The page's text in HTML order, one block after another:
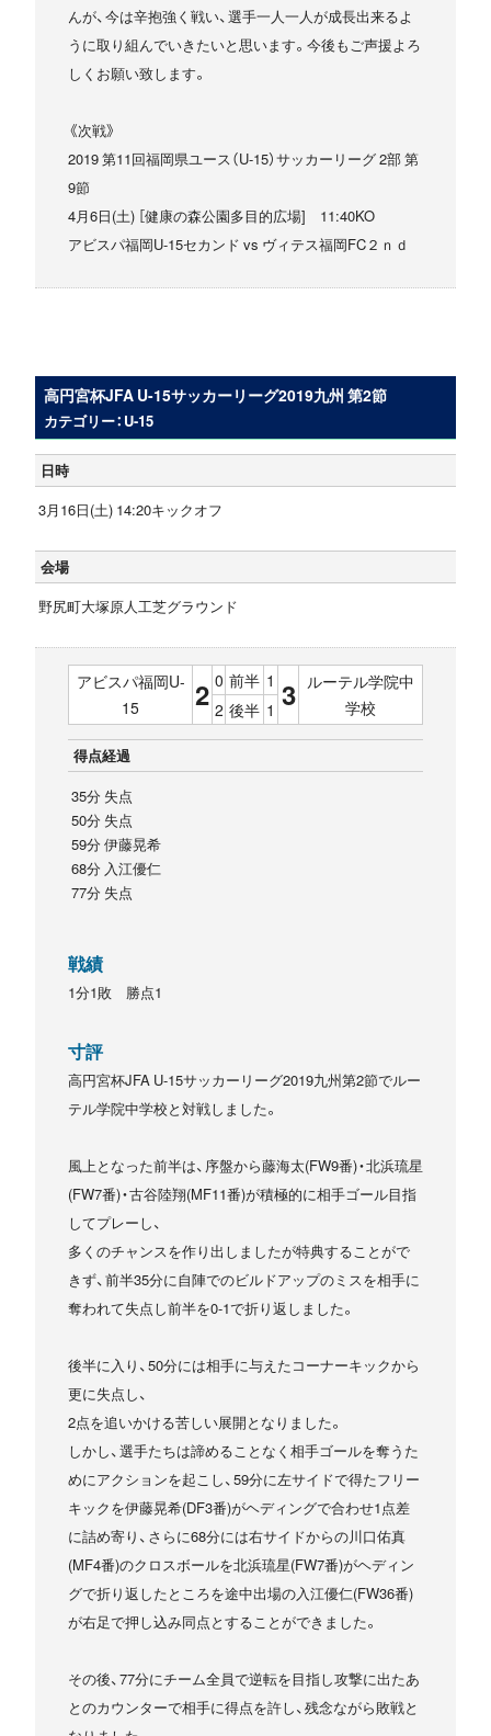
んが、今は辛抱強く戦い、選手一人一人が成長出来るよ
うに取り組んでいきたいと思います。今後もご声援よろ
しくお願い致します。
《次戦》
2019 第11回福岡県ユース（U-15）サッカーリーグ 2部 第
9節
4月6日(土) ［健康の森公園多目的広場] 11:40KO
アビスパ福岡U-15セカンド vs ヴィテス福岡FC２ｎｄ
高円宮杯JFA U-15サッカーリーグ2019九州 第2節
カテゴリー：U-15
日時
3月16日(土) 14:20キックオフ
会場
野尻町大塚原人工芝グラウンド
アビスパ福岡U-
15
2 0 前半 1 3 ルーテル学院中
学校
2 後半 1
得点経過
35分 失点
50分 失点
59分 伊藤晃希
68分 入江優仁
77分 失点
戦績
1分1敗 勝点1
寸評
高円宮杯JFA U-15サッカーリーグ2019九州第2節でルー
テル学院中学校と対戦しました。
風上となった前半は、序盤から藤海太(FW9番)・北浜琉星
(FW7番)・古谷陸翔(MF11番)が積極的に相手ゴール目指
してプレーし、
多くのチャンスを作り出しましたが特典することがで
きず、前半35分に自陣でのビルドアップのミスを相手に
奪われて失点し前半を0-1で折り返しました。
後半に入り、50分には相手に与えたコーナーキックから
更に失点し、
2点を追いかける苦しい展開となりました。
しかし、選手たちは諦めることなく相手ゴールを奪うた
めにアクションを起こし、59分に左サイドで得たフリー
キックを伊藤晃希(DF3番)がヘディングで合わせ1点差
に詰め寄り、さらに68分には右サイドからの川口佑真
(MF4番)のクロスボールを北浜琉星(FW7番)がヘディン
グで折り返したところを途中出場の入江優仁(FW36番)
が右足で押し込み同点とすることができました。
その後、77分にチーム全員で逆転を目指し攻撃に出たあ
とのカウンターで相手に得点を許し、残念ながら敗戦と